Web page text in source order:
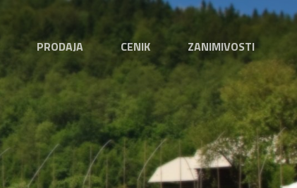
PRODAJA CENIK ZANIMIVOSTI